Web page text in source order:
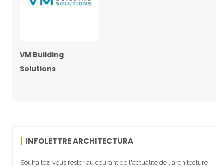
VM Building
Solutions
INFOLETTRE ARCHITECTURA
Souhaitez-vous rester au courant de l'actualité de l'architecture